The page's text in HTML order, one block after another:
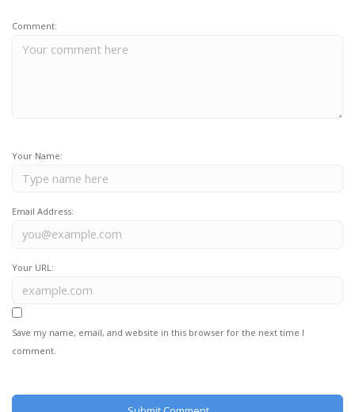
Comment:
Your Name:
Email Address:
Your URL:
Save my name, email, and website in this browser for the next time I
comment.